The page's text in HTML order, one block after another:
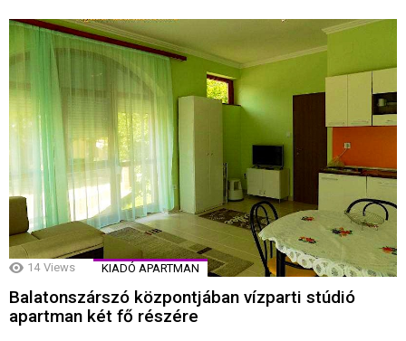
14 Views KIADÓ APARTMAN
Balatonszárszó központjában vízparti stúdió
apartman két fő részére